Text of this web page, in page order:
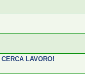
LAVORO!